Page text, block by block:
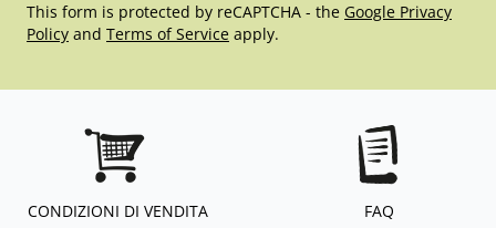
This form is protected by reCAPTCHA - the Google Privacy
Policy and Terms of Service apply.
CONDIZIONI DI VENDITA FAQ